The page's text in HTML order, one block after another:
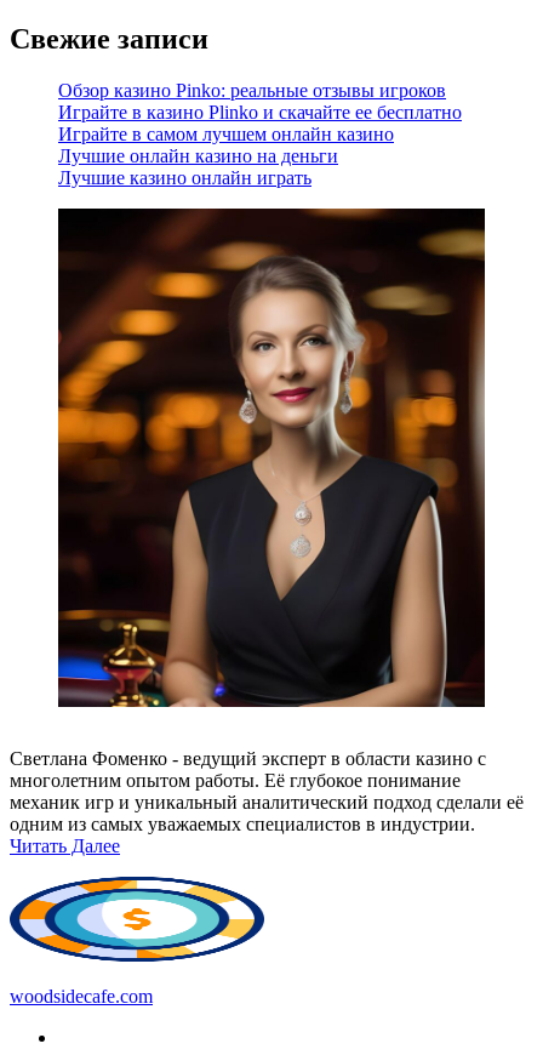
Свежие записи
Обзор казино Pinko: реальные отзывы игроков
Играйте в казино Plinko и скачайте ее бесплатно
Играйте в самом лучшем онлайн казино
Лучшие онлайн казино на деньги
Лучшие казино онлайн играть
Светлана Фоменко - ведущий эксперт в области казино с
многолетним опытом работы. Её глубокое понимание
механик игр и уникальный аналитический подход сделали её
одним из самых уважаемых специалистов в индустрии.
Читать Далее
woodsidecafe.com